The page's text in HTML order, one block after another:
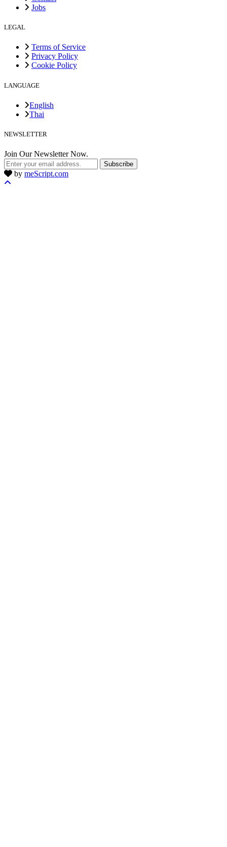
Jobs
LEGAL
Terms of Service
Privacy Policy
Cookie Policy
LANGUAGE
English
Thai
NEWSLETTER
Join Our Newsletter Now.
Subscribe
by meScript.com